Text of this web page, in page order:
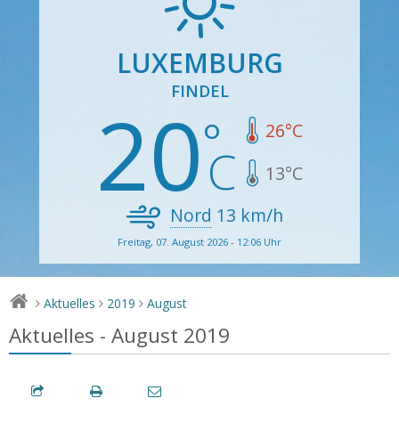
LUXEMBURG
FINDEL
20 26°C
13°C
Nord 13 km/h
Freitag, 07. August 2026 - 12:06 Uhr
> Aktuelles > 2019 > August
Aktuelles - August 2019